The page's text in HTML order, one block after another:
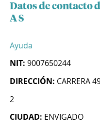
Datos de contacto
A S
Ayuda
NIT: 9007650244
DIRECCIÓN: CARRERA
2
CIUDAD: ENVIGADO